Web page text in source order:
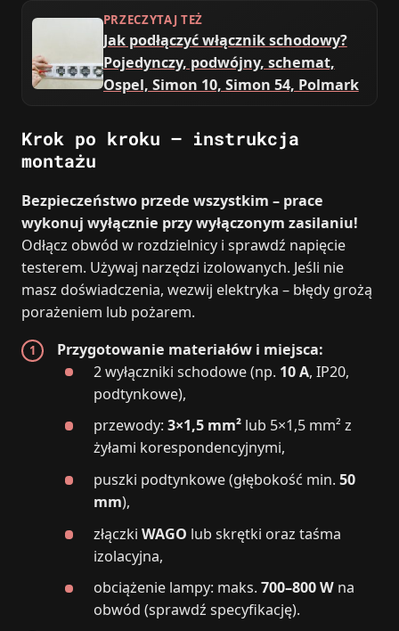
PRZECZYTAJ TEŻ
Jak podłączyć włącznik schodowy?
Pojedynczy, podwójny, schemat,
Ospel, Simon 10, Simon 54, Polmark
Krok po kroku – instrukcja
montażu
Bezpieczeństwo przede wszystkim – prace
wykonuj wyłącznie przy wyłączonym zasilaniu!
Odłącz obwód w rozdzielnicy i sprawdź napięcie
testerem. Używaj narzędzi izolowanych. Jeśli nie
masz doświadczenia, wezwij elektryka – błędy grożą
porażeniem lub pożarem.
Przygotowanie materiałów i miejsca:
2 wyłączniki schodowe (np. 10 A, IP20,
podtynkowe),
przewody: 3×1,5 mm²lub 5×1,5 mm² z
żyłami korespondencyjnymi,
puszki podtynkowe (głębokość min. 50
mm),
złączki WAGO lub skrętki oraz taśma
izolacyjna,
obciążenie lampy: maks. 700–800 Wna
obwód (sprawdź specyfikację).